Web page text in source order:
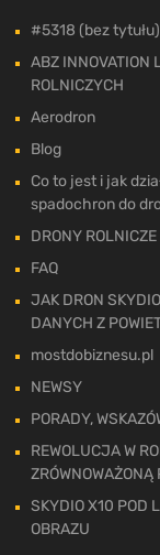
#5318 (bez tytułu)
ABZ INNOVATION
ROLNICZYCH
Aerodron
Blog
Co to jest i jak
spadochron do
DRONY
FAQ
JAK DRON
DANYCH Z
mostdobiznesu.pl
NEWSY
PORADY,
REWOLUCJA W
SKYDIO X10 POD
OBRAZU